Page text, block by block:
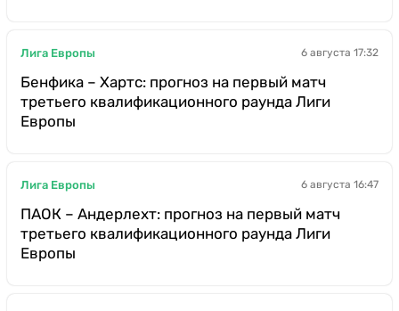
Лига Европы 6 августа 17:32
Бенфика – Хартс: прогноз на первый матч
третьего квалификационного раунда Лиги
Европы
Лига Европы 6 августа 16:47
ПАОК – Андерлехт: прогноз на первый матч
третьего квалификационного раунда Лиги
Европы